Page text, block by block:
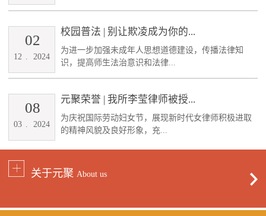
校园普法 | 别让欺凌成为你的...
为进一步加强未成年人思想道德建设，传播法律知
识，提高师生法治意识和法律...
12 2024
02
元聚荣誉 | 我所李莹律师被授...
为庆祝国际劳动妇女节，展现新时代女律师积极进取
的精神风貌及良好形象，充...
03 2024
08
关于元聚 About us